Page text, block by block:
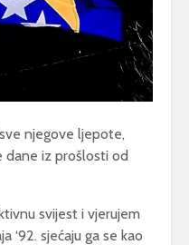
njegove ljepote,
dane iz prošlosti od
svijest i vjerujem
‘92. sjećaju ga se kao